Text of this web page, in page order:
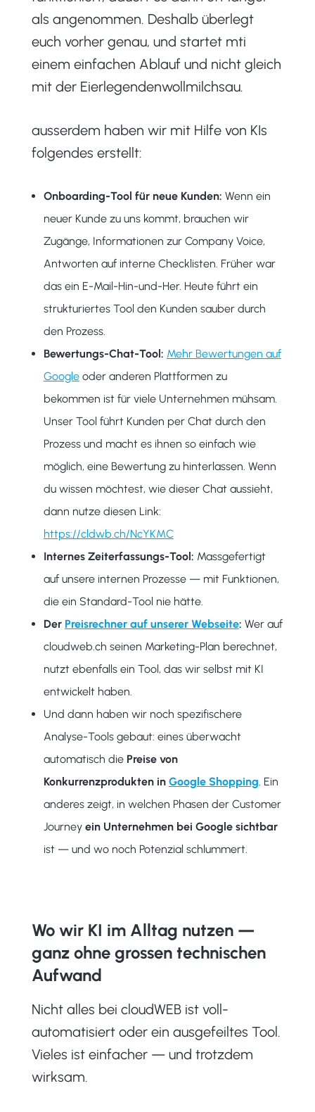
als angenommen. Deshalb überlegt
euch vorher genau, und startet mti
einem einfachen Ablauf und nicht gleich
mit der Eierlegendenwollmilchsau.
ausserdem haben wir mit Hilfe von KIs
folgendes erstellt:
Onboarding-Tool für neue Kunden: Wenn ein
neuer Kunde zu uns kommt, brauchen wir
Zugänge, Informationen zur Company Voice,
Antworten auf interne Checklisten. Früher war
das ein E-Mail-Hin-und-Her. Heute führt ein
strukturiertes Tool den Kunden sauber durch
den Prozess.
Bewertungs-Chat-Tool: Mehr Bewertungen auf
Googleoder anderen Plattformen zu
bekommen ist für viele Unternehmen mühsam.
Unser Tool führt Kunden per Chat durch den
Prozess und macht es ihnen so einfach wie
möglich, eine Bewertung zu hinterlassen. Wenn
du wissen möchtest, wie dieser Chat aussieht,
dann nutze diesen Link:
https://cldwb.ch/NcYKMC
Internes Zeiterfassungs-Tool: Massgefertigt
auf unsere internen Prozesse — mit Funktionen,
die ein Standard-Tool nie hätte.
Der Preisrechner auf unserer Webseite: Wer auf
cloudweb.ch seinen Marketing-Plan berechnet,
nutzt ebenfalls ein Tool, das wir selbst mit KI
entwickelt haben.
Und dann haben wir noch spezifischere
Analyse-Tools gebaut: eines überwacht
automatisch die Preise von
Konkurrenzprodukten in Google Shopping. Ein
anderes zeigt, in welchen Phasen der Customer
Journey ein Unternehmen bei Google sichtbar
ist — und wo noch Potenzial schlummert.
Wo wir KI im Alltag nutzen —
ganz ohne grossen technischen
Aufwand
Nicht alles bei cloudWEB ist voll-
automatisiert oder ein ausgefeiltes Tool.
Vieles ist einfacher — und trotzdem
wirksam.